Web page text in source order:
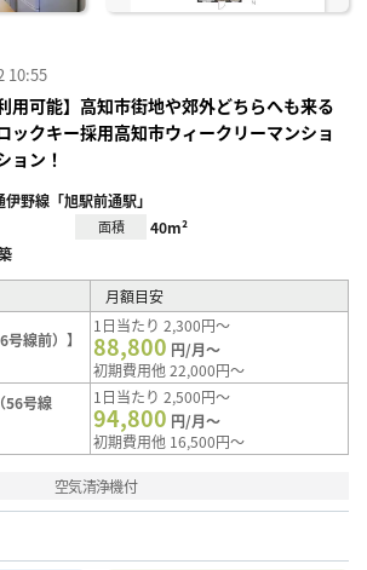
10:55
用可能】高知市街地や郊外どちらへも来る
ックキー採用高知市ウィークリーマンショ
ョン！
野線「旭駅前通駅」
面積 40m²
月額目安
線前）】
1日当たり 2,300円～
88,800 円/月～
初期費用他 22,000円～
56号線
1日当たり 2,500円～
94,800 円/月～
初期費用他 16,500円～
空気清浄機付